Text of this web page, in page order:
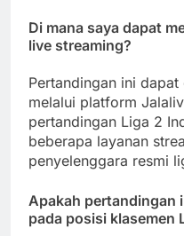
Di mana saya dapat
live streaming?
Pertandingan ini
melalui platform
pertandingan Liga 2
beberapa layanan
penyelenggara resmi
Apakah pertandingan
pada posisi klasemen